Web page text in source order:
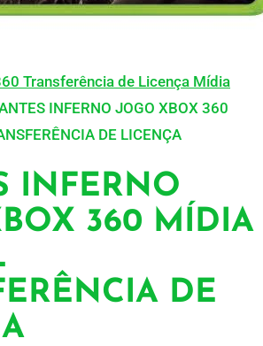
Transferência de Licença Mídia
INFERNO JOGO XBOX 360
DE LICENÇA
INFERNO
360 MÍDIA
DE